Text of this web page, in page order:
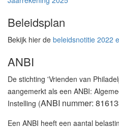
Beleidsplan
Bekijk hier de beleidsnotitie 2022
ANBI
De stichting 'Vrienden van
aangemerkt als een ANBI:
Instelling (ANBI nummer:
Een ANBI heeft een aantal